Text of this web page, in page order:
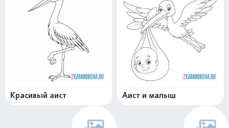
Красивый аист Аист и малыш